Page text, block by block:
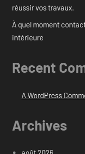
réussir vos travaux.
À quel moment
intérieure
Recent
A WordPress
Archives